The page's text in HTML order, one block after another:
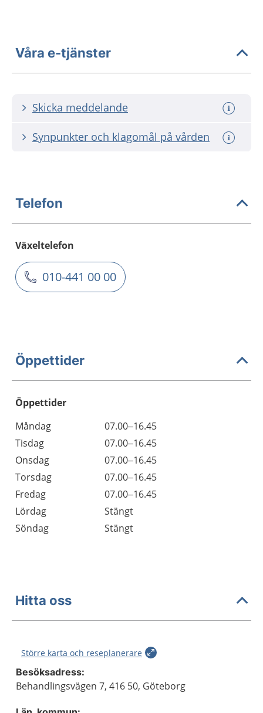
Våra e-tjänster
Skicka meddelande
Synpunkter och klagomål på vården
Telefon
Växeltelefon
010-441 00 00
Öppettider
Öppettider
Dag
Öppettider
Kommentarer
Måndag
07.00–16.45
Tisdag
07.00–16.45
Onsdag
07.00–16.45
Torsdag
07.00–16.45
Fredag
07.00–16.45
Lördag
Stängt
Söndag
Stängt
Hitta oss
Större karta och reseplanerare
Besöksadress:
Behandlingsvägen 7, 416 50, Göteborg